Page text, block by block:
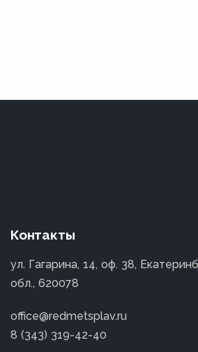
Контакты
ул. Гагарина, 14, оф. 38,
обл., 620078
office@redmetsplav.ru
8 (343) 319-42-40